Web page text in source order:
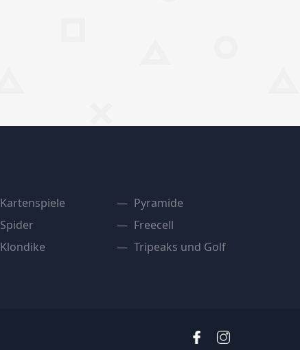
Kartenspiele
Spider
Klondike
Pyramide
Freecell
Tripeaks und Golf